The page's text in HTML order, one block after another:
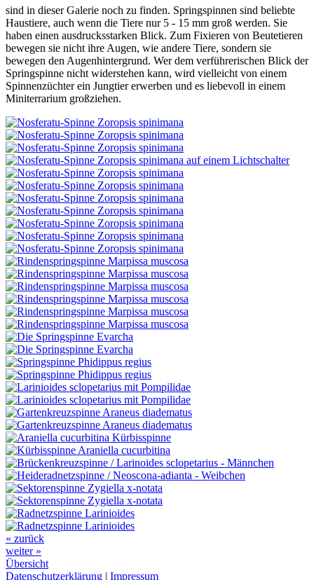
sind in dieser Galerie noch zu finden. Springspinnen sind beliebte
Haustiere, auch wenn die Tiere nur 5 - 15 mm groß werden. Sie
haben einen ausdrucksstarken Blick. Zum Fixieren von Beutetieren
bewegen sie nicht ihre Augen, wie andere Tiere, sondern sie
bewegen den Augenhintergrund. Wer dem verführerischen Blick der
Springspinne nicht widerstehen kann, wird vielleicht von einem
Spinnenzüchter ein Jungtier erwerben und es liebevoll in einem
Miniterrarium großziehen.
« zurück
weiter »
Übersicht
Datenschutzerklärung | Impressum